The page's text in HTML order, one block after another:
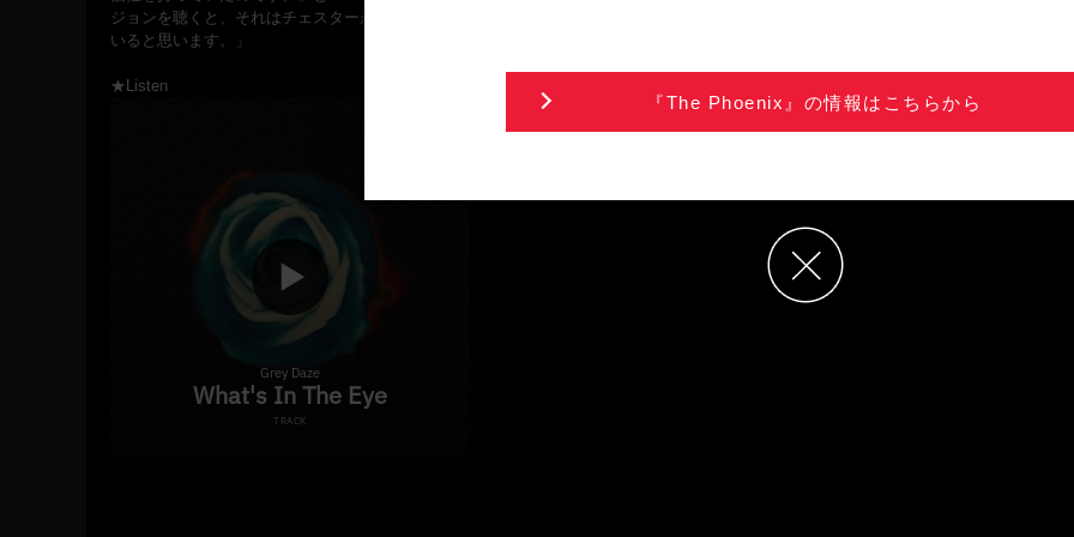
ジョンを聴くと、それはチェスターがこの一連の作品を再録音することを切望していたとバンドのメンバーと家族が私に言ったことをすべ
いると思います。」
★Listen
『The Phoenix』の情報はこちらから